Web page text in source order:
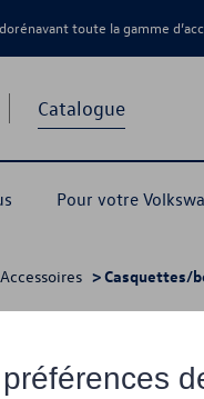
toute la gamme
Catalogue
Pour votre
Accessoires > Casquettes/